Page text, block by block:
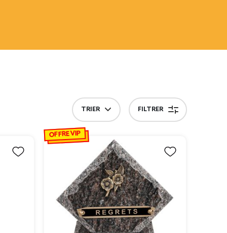
TRIER FILTRER
OFFRE VIP